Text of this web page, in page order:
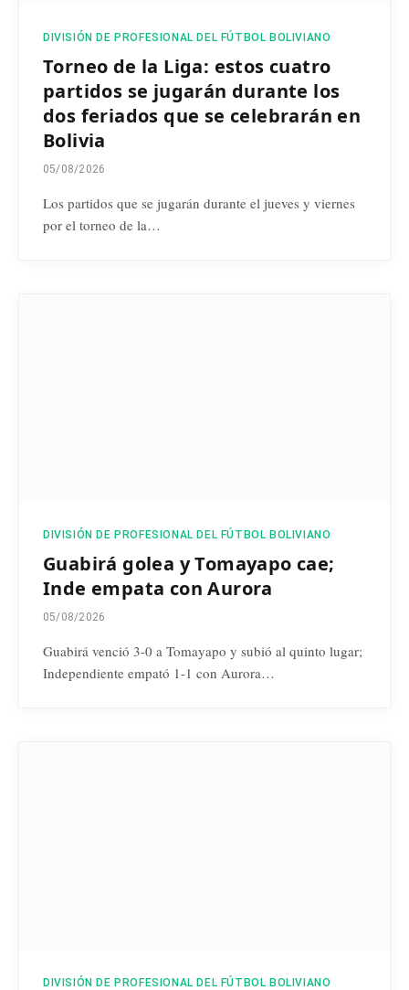
DIVISIÓN DE PROFESIONAL DEL FÚTBOL BOLIVIANO
Torneo de la Liga: estos cuatro
partidos se jugarán durante los
dos feriados que se celebrarán en
Bolivia
05/08/2026
Los partidos que se jugarán durante el jueves y viernes
por el torneo de la…
DIVISIÓN DE PROFESIONAL DEL FÚTBOL BOLIVIANO
Guabirá golea y Tomayapo cae;
Inde empata con Aurora
05/08/2026
Guabirá venció 3-0 a Tomayapo y subió al quinto lugar;
Independiente empató 1-1 con Aurora…
DIVISIÓN DE PROFESIONAL DEL FÚTBOL BOLIVIANO